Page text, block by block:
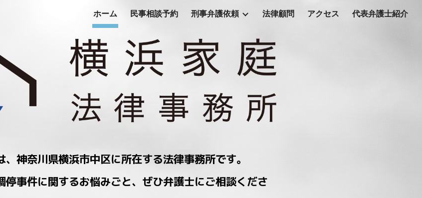
Skip to navigation
ホーム 民事相談予約 刑事弁護依頼 法律顧問 アクセス 代表弁護士紹介
神奈川県横浜市中区に所在する法律事務所です。
停事件に関するお悩みごと、ぜひ弁護士にご相談くださ